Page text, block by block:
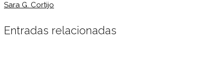
Sara G. Cortijo
Entradas relacionadas